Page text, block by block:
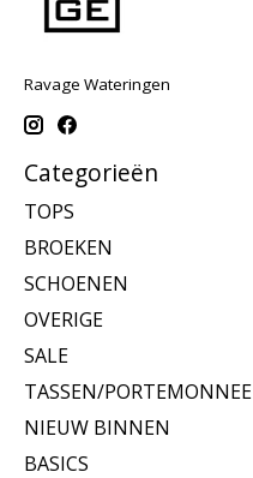
Ravage Wateringen
Categorieën
TOPS
BROEKEN
SCHOENEN
OVERIGE
SALE
TASSEN/PORTEMONNEE
NIEUW BINNEN
BASICS